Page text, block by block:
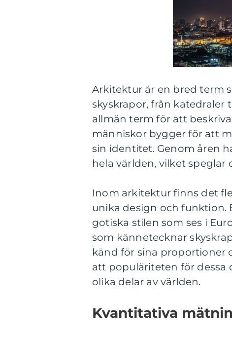
Arkitektur är en bred term
skyskrapor, från katedraler
allmän term för att
människor bygger för att
sin identitet. Genom åren
hela världen, vilket
Inom arkitektur finns det
unika design och funktion.
gotiska stilen som ses i
som kännetecknar
känd för sina proportioner
att populäriteten för dessa
olika delar av världen.
Kvantitativa